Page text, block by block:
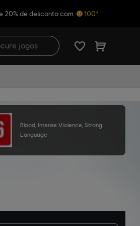
20% de desconto com 100*
Blood, Intense Violence, Strong
Language